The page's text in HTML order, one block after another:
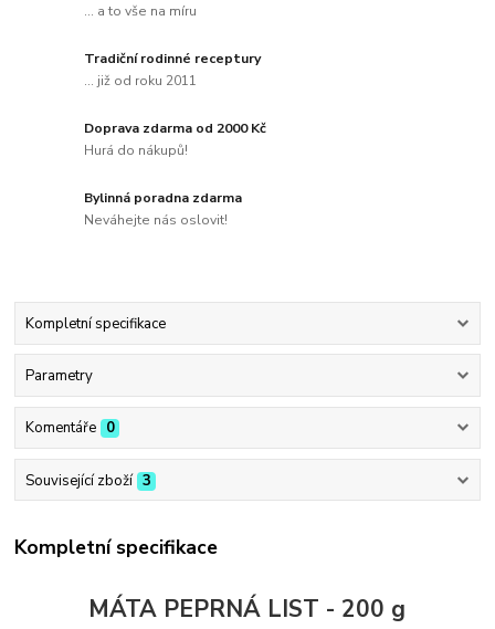
... a to vše na míru
Tradiční rodinné receptury
... již od roku 2011
Doprava zdarma od 2000 Kč
Hurá do nákupů!
Bylinná poradna zdarma
Neváhejte nás oslovit!
Kompletní specifikace
Parametry
Komentáře 0
Související zboží 3
Kompletní specifikace
MÁTA PEPRNÁ LIST - 200 g